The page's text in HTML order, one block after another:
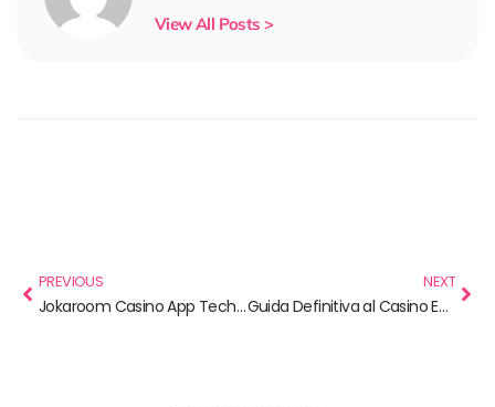
View All Posts >
PREVIOUS
Jokaroom Casino App Technical Walkthrough: Login, Setup, and Bonus Mathematics
NEXT
Guida Definitiva al Casino EuroBet: Analisi Tecnica di Slot, Sicurezza e Bonus per Giocatori Esperti